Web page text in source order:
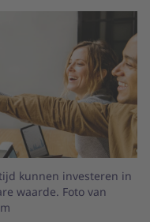
kunnen investeren in
waarde. Foto van